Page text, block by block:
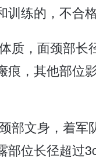
练的，不合格
质，面颈部长
痕，其他部位
部文身，着军
部位长径超过